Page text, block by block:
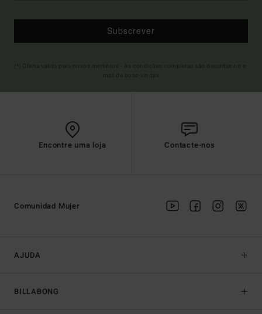
Subscrever
Encontre uma loja Contacte-nos
AJUDA
BILLABONG
Comunidad Mujer